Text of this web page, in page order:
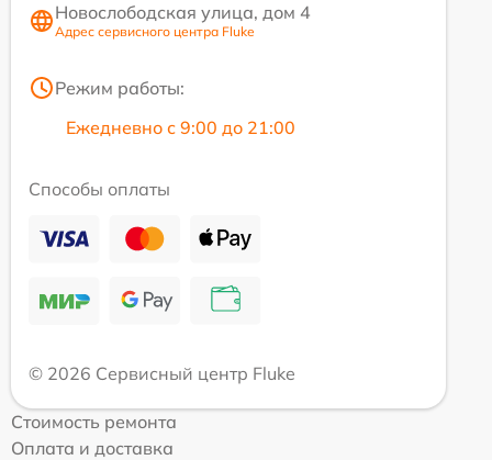
Новослободская улица, дом 4
Адрес сервисного центра Fluke
Режим работы:
Ежедневно с 9:00 до 21:00
Способы оплаты
© 2026 Сервисный центр Fluke
Стоимость ремонта
Оплата и доставка